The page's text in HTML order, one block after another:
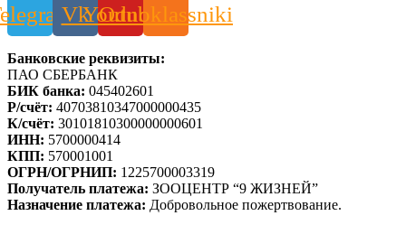
VkYoutube
Odnoklassniki
Банковские реквизиты:
ПАО СБЕРБАНК
БИК банка: 045402601
Р/счёт: 40703810347000000435
К/счёт: 30101810300000000601
ИНН: 5700000414
КПП: 570001001
ОГРН/ОГРНИП: 1225700003319
Получатель платежа: ЗООЦЕНТР “9 ЖИЗНЕЙ”
Назначение платежа: Добровольное пожертвование.